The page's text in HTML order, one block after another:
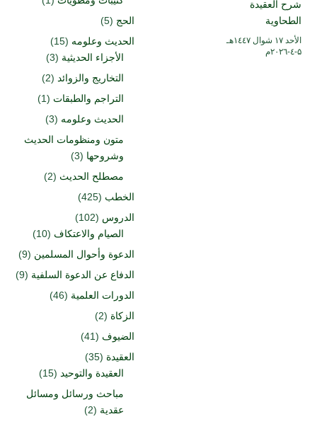
شرح العقيدة
الطحاوية
الأحد ۱۷ شوال ۱٤٤۷هـ
۵-٤-۲۰۲٦م
الحج (5)
الحديث وعلومه (15)
الأجزاء الحديثية (3)
التخاريج والزوائد (2)
التراجم والطبقات (1)
الحديث وعلومه (3)
متون ومنظومات الحديث
وشروحها (3)
مصطلح الحديث (2)
الخطب (425)
الدروس (102)
الصيام والاعتكاف (10)
الدعوة وأحوال المسلمين (9)
الدفاع عن الدعوة السلفية (9)
الدورات العلمية (46)
الزكاة (2)
الضيوف (41)
العقيدة (35)
العقيدة والتوحيد (15)
مباحث ورسائل ومسائل
عقدية (2)